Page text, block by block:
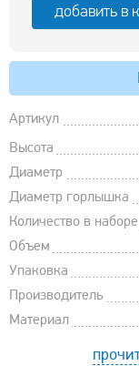
добавить в
Артикул
Высота
Диаметр
Диаметр горлышка
Количество в наборе
Объем
Упаковка
Производитель
Материал